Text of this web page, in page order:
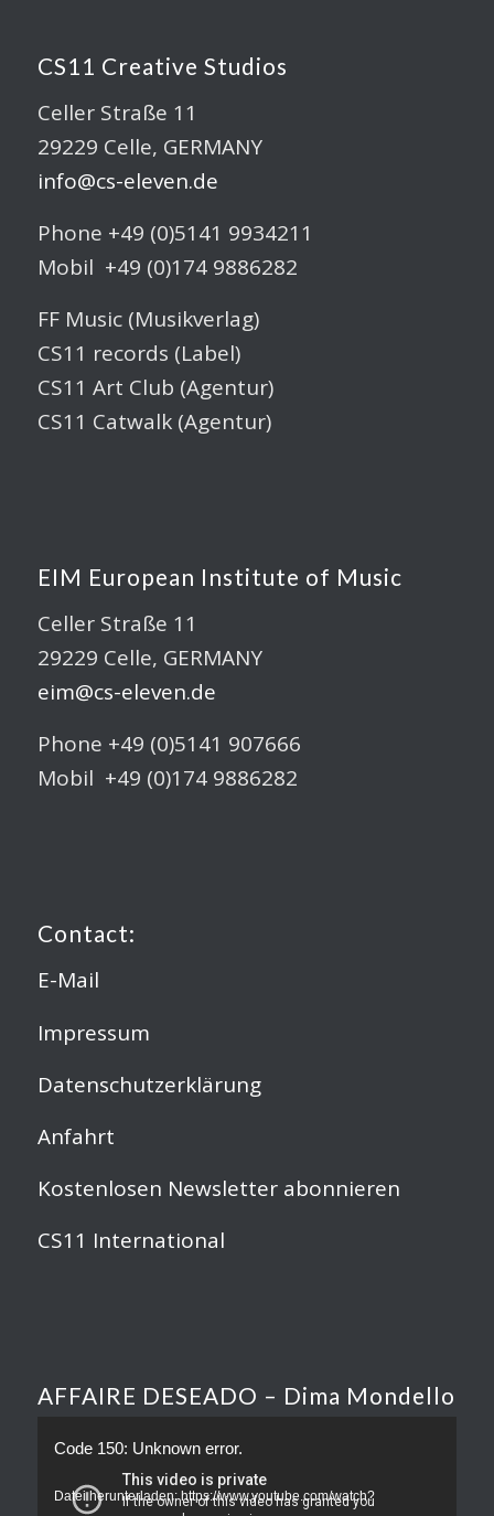
CS11 Creative Studios
Celler Straße 11
29229 Celle, GERMANY
info@cs-eleven.de
Phone +49 (0)5141 9934211
Mobil +49 (0)174 9886282
FF Music (Musikverlag)
CS11 records (Label)
CS11 Art Club (Agentur)
CS11 Catwalk (Agentur)
EIM European Institute of Music
Celler Straße 11
29229 Celle, GERMANY
eim@cs-eleven.de
Phone +49 (0)5141 907666
Mobil +49 (0)174 9886282
Contact:
E-Mail
Impressum
Datenschutzerklärung
Anfahrt
Kostenlosen Newsletter abonnieren
CS11 International
AFFAIRE DESEADO – Dima Mondello
Code 150: Unknown error.
Datei herunterladen: https://www.youtube.com/watch?